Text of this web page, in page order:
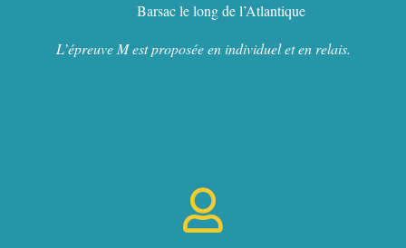
Barsac le long de l’Atlantique
L’épreuve M est proposée en individuel et en relais.